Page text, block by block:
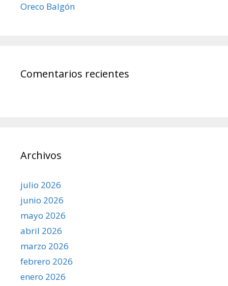
Oreco Balgón
Comentarios recientes
Archivos
julio 2026
junio 2026
mayo 2026
abril 2026
marzo 2026
febrero 2026
enero 2026